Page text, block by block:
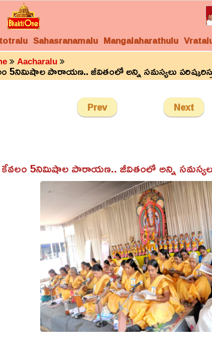
Sahasranamalu Mangalaharathulu
Aacharalu కేవలం 5నిమిషాల పారాయణ.. జీవితంలో
Prev Next
కేవలం 5నిమిషాల పారాయణ.. జీవితంలో అన్ని సమస్యలు